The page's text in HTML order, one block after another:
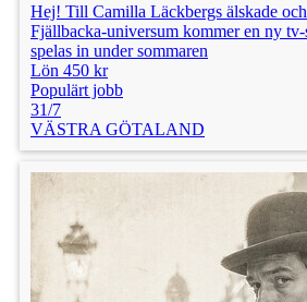
Hej! Till Camilla Läckbergs älskade
Fjällbacka-universum kommer en ny
spelas in under sommaren
Lön 450 kr
Populärt jobb
31/7
VÄSTRA GÖTALAND